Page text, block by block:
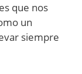
que nos
un
siempre